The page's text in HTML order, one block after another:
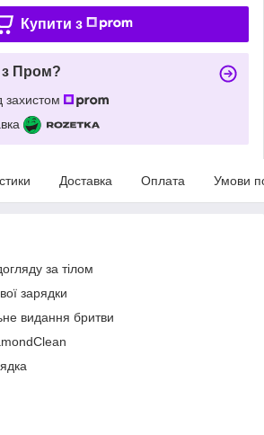
Купити з
з Пром?
захистом
Доставка Оплата Умови
за тілом
зарядки
видання бритви